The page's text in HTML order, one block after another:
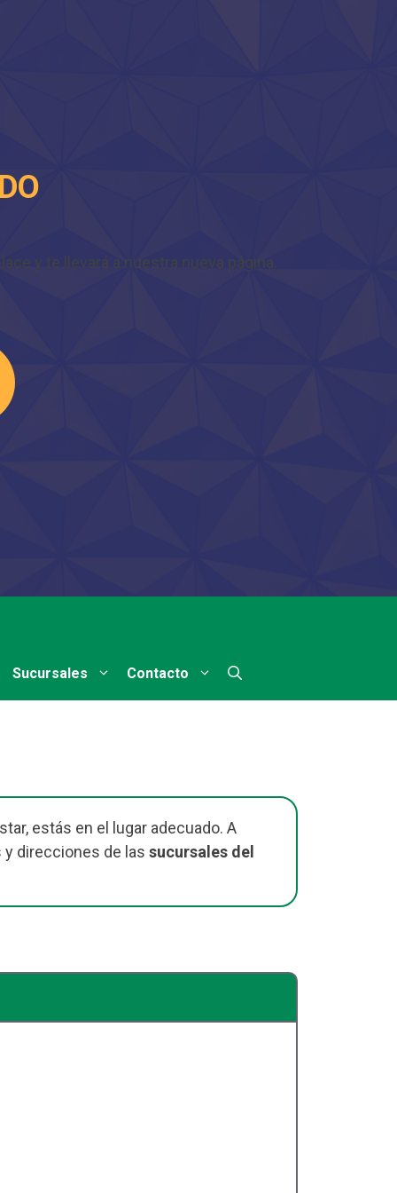
y te llevará a nuestra nueva página.
Sucursales Contacto
estás en el lugar adecuado. A
direcciones de las sucursales del